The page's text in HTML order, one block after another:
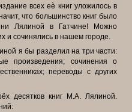
всех еѐ книг уложилось в
что большинство книг было
Лялиной в Гатчине! Можно
и сочинялись в нашем городе.
я бы разделил на три части:
произведения; сочинения о
переводы с других
десятков книг М.А. Лялиной.